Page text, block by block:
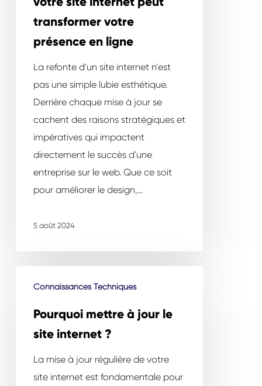
internet
peut
transformer
votre
présence
ligne
transformer votre
présence en ligne
La refonte d'un site internet n'est
pas une simple lubie esthétique.
Derrière chaque mise à jour se
cachent des raisons stratégiques et
impératives qui impactent
directement le succès d'une
entreprise sur le web. Que ce soit
pour améliorer le design,…
5 août 2024
mettre
internet
Connaissances Techniques
Pourquoi mettre à jour le
site internet ?
La mise à jour régulière de votre
site internet est fondamentale pour